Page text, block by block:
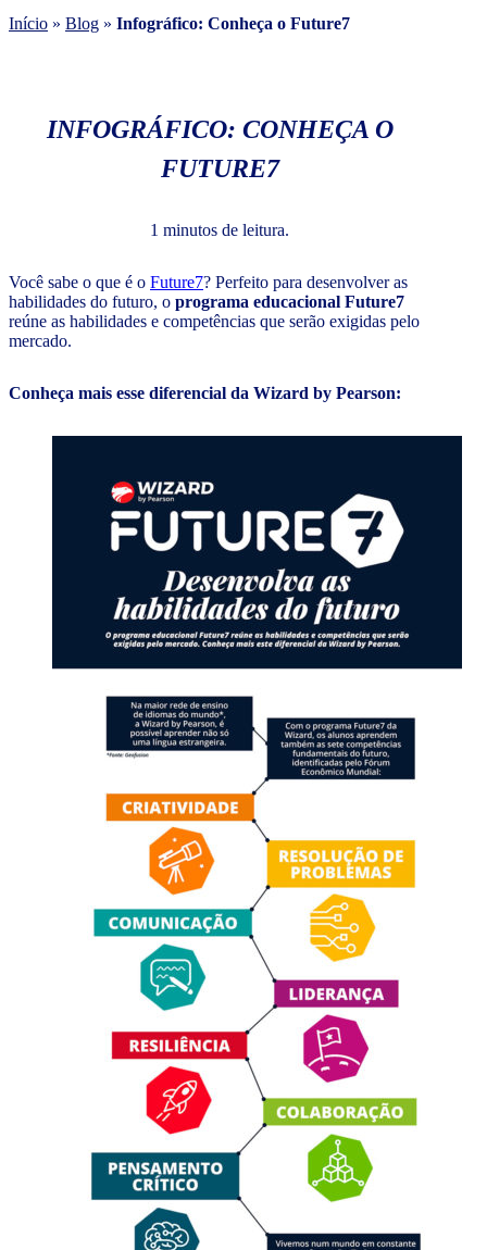
Início » Blog » Infográfico: Conheça o Future7
INFOGRÁFICO: CONHEÇA O
FUTURE7
1 minutos de leitura.
Você sabe o que é o Future7? Perfeito para desenvolver as
habilidades do futuro, o programa educacional Future7
reúne as habilidades e competências que serão exigidas pelo
mercado.
Conheça mais esse diferencial da Wizard by Pearson: